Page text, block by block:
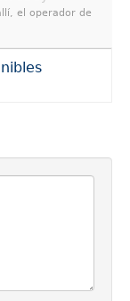
el operador de